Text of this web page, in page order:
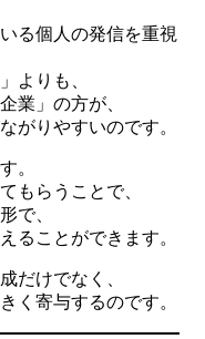
る個人の発信を重視
よりも、
業」の方が、
がりやすいのです。
。
もらうことで、
で、
ることができます。
だけでなく、
く寄与するのです。